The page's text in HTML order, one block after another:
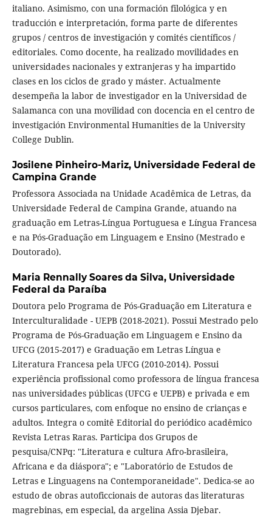
italiano. Asimismo, con una formación filológica y en
traducción e interpretación, forma parte de diferentes
grupos / centros de investigación y comités científicos /
editoriales. Como docente, ha realizado movilidades en
universidades nacionales y extranjeras y ha impartido
clases en los ciclos de grado y máster. Actualmente
desempeña la labor de investigador en la Universidad de
Salamanca con una movilidad con docencia en el centro de
investigación Environmental Humanities de la University
College Dublin.
Josilene Pinheiro-Mariz, Universidade Federal de
Campina Grande
Professora Associada na Unidade Acadêmica de Letras, da
Universidade Federal de Campina Grande, atuando na
graduação em Letras-Língua Portuguesa e Língua Francesa
e na Pós-Graduação em Linguagem e Ensino (Mestrado e
Doutorado).
Maria Rennally Soares da Silva, Universidade
Federal da Paraíba
Doutora pelo Programa de Pós-Graduação em Literatura e
Interculturalidade - UEPB (2018-2021). Possui Mestrado pelo
Programa de Pós-Graduação em Linguagem e Ensino da
UFCG (2015-2017) e Graduação em Letras Língua e
Literatura Francesa pela UFCG (2010-2014). Possui
experiência profissional como professora de língua francesa
nas universidades públicas (UFCG e UEPB) e privada e em
cursos particulares, com enfoque no ensino de crianças e
adultos. Integra o comitê Editorial do periódico acadêmico
Revista Letras Raras. Participa dos Grupos de
pesquisa/CNPq: "Literatura e cultura Afro-brasileira,
Africana e da diáspora"; e "Laboratório de Estudos de
Letras e Linguagens na Contemporaneidade". Dedica-se ao
estudo de obras autoficcionais de autoras das literaturas
magrebinas, em especial, da argelina Assia Djebar.